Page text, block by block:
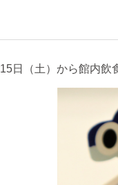
15日（土）から館内飲